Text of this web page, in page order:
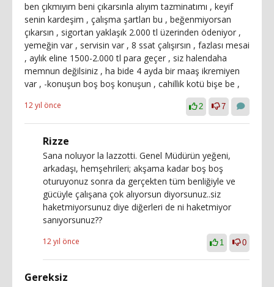
ben çıkmıyım beni çıkarsınla alıyım tazminatımı , keyif
senin kardeşim , çalışma şartları bu , beğenmiyorsan
çıkarsın , sigortan yaklaşık 2.000 tl üzerinden ödeniyor ,
yemeğin var , servisin var , 8 ssat çalışırsın , fazlası mesai
, aylık eline 1500-2.000 tl para geçer , siz halendaha
memnun değilsiniz , ha bide 4 ayda bir maaş ikremiyen
var , -konuşun boş boş konuşun , cahillik kotü bişe be ,
12 yıl önce 2 7
Rizze
Sana noluyor la lazzotti. Genel Müdürün yeğeni,
arkadaşı, hemşehrileri; akşama kadar boş boş
oturuyonuz sonra da gerçekten tüm benliğiyle ve
gücüyle çalışana çok alıyorsun diyorsunuz..siz
haketmiyorsunuz diye diğerleri de ni haketmiyor
sanıyorsunuz??
12 yıl önce 1 0
Gereksiz